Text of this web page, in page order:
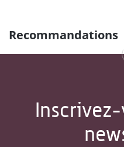
Recommandations